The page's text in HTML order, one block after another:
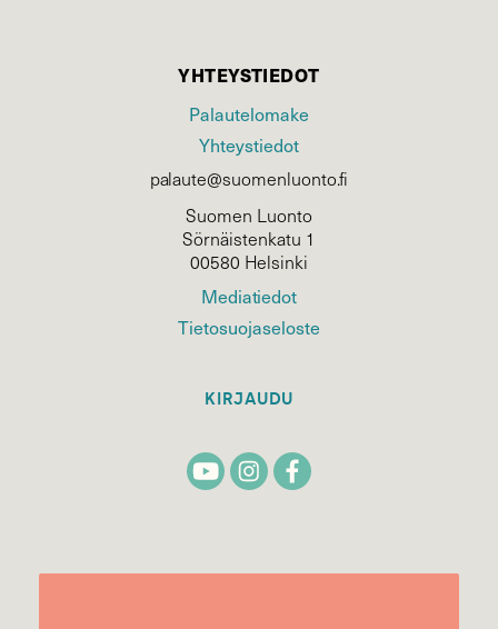
YHTEYSTIEDOT
Palautelomake
Yhteystiedot
palaute@suomenluonto.fi
Suomen Luonto
Sörnäistenkatu 1
00580 Helsinki
Mediatiedot
Tietosuojaseloste
KIRJAUDU